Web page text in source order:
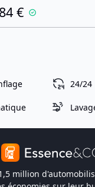
€
24/24
million